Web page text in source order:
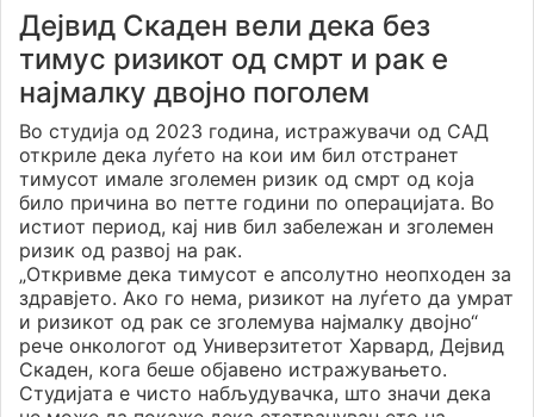
Дејвид Скаден вели дека без
тимус ризикот од смрт и рак е
најмалку двојно поголем
Во студија од 2023 година, истражувачи од САД
откриле дека луѓето на кои им бил отстранет
тимусот имале зголемен ризик од смрт од која
било причина во петте години по операцијата. Во
истиот период, кај нив бил забележан и зголемен
ризик од развој на рак.
„Откривме дека тимусот е апсолутно неопходен за
здравјето. Ако го нема, ризикот на луѓето да умрат
и ризикот од рак се зголемува најмалку двојно“
рече онкологот од Универзитетот Харвард, Дејвид
Скаден, кога беше објавено истражувањето.
Студијата е чисто набљудувачка, што значи дека